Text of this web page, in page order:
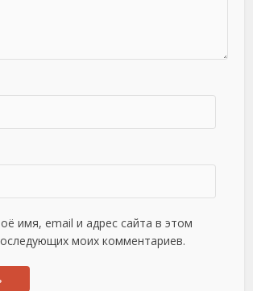
имя, email и адрес сайта в этом
моих комментариев.